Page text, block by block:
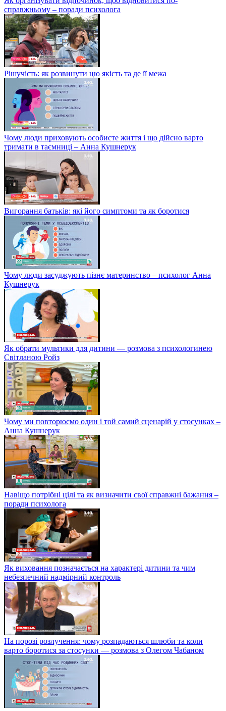
справжньому – поради психолога
Рішучість: як розвинути цю якість та де її межа
Чому люди приховують особисте життя і що дійсно варто
тримати в таємниці – Анна Кушнерук
Вигорання батьків: які його симптоми та як боротися
Чому люди засуджують пізнє материнство – психолог Анна
Кушнерук
Як обрати мультики для дитини — розмова з психологинею
Світланою Ройз
Чому ми повторюємо один і той самий сценарій у стосунках –
Анна Кушнерук
Навіщо потрібні цілі та як визначити свої справжні бажання –
поради психолога
Як виховання позначається на характері дитини та чим
небезпечний надмірний контроль
На порозі розлучення: чому розпадаються шлюби та коли
варто боротися за стосунки — розмова з Олегом Чабаном